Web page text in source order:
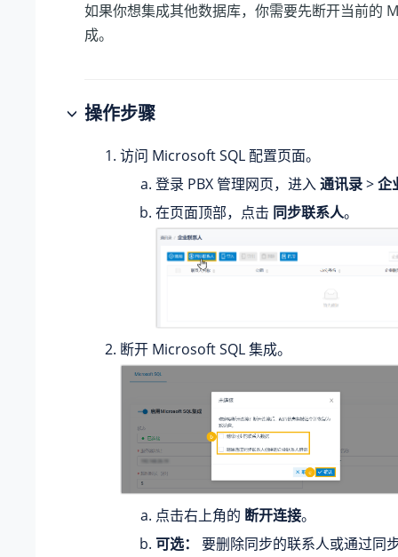
如果你想集成其他数据库，你需要先断开当前的
成。
操作步骤
访问 Microsoft SQL 配置页面。
登录 PBX 管理网页，进入通讯录>企
在页面顶部，点击 同步联系人。
断开 Microsoft SQL 集成。
点击右上角的 断开连接。
可选：
要删除同步的联系人或通过同